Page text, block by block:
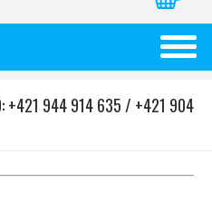
+421 944 914 635 / +421 904